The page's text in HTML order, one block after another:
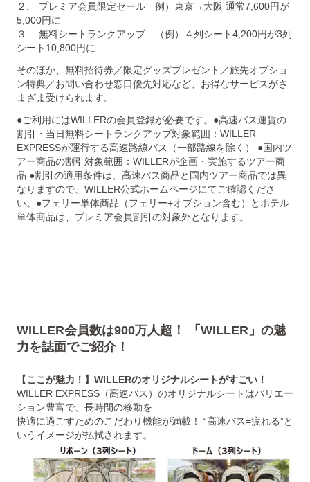
２. プレミア会員限定セール 例）東京→大阪 通常7,600円が
5,000円に
３. 無料シートランクアップ （例）４列シート4,200円が3列
シート10,800円に
そのほか、無料招待券／限定グッズプレゼント／旅先オプショ
ン特典／お問い合わせ窓口優先対応など、お得なサービスがさ
まざま受けられます。
●ご利用にはWILLERの会員登録が必要です。●高速バス運賃の
割引・当日無料シートランクアップ対象範囲：WILLER
EXPRESSが運行する高速路線バス（一部路線を除く） ●国内ツ
アー商品の割引対象範囲：WILLERが企画・実施するツアー商
品 ●割引の適用条件は、高速バス商品と国内ツアー商品では異
なりますので、WILLER公式ホームページにてご確認くださ
い。●フェリー単体商品（フェリー+オプション含む）とホテル
単体商品は、プレミア会員割引の対象外となります。
WILLER会員数は900万人超！ 「WILLER」の魅
力を誌面でご紹介！
【ここが魅力！】WILLERのオリジナルシートがすごい！
WILLER EXPRESS（高速バス）のオリジナルシートはバリエー
ション豊富で、長時間の移動を
快適に過ごすためのこだわり機能が満載！ “高速バス=疲れる”と
いうイメージが払拭されます。